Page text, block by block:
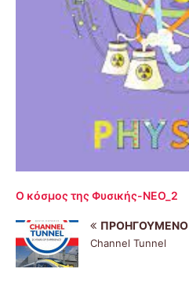
Ο κόσμος της Φυσικής-ΝΕΟ_2
ΠΡΟΗΓΟΎΜΕΝΟ
Channel Tunnel